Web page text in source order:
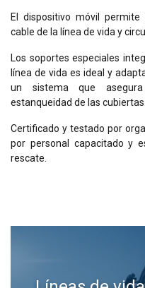
El dispositivo móvil
cable de la línea de vida y
Los soportes especiales
línea de vida es ideal y
un sistema que
estanqueidad de las cubiertas.
Certificado y testado por
por personal capacitado y
rescate.
Ese sitio web
Utilizamos cookies
contenido, los
tráfico. También